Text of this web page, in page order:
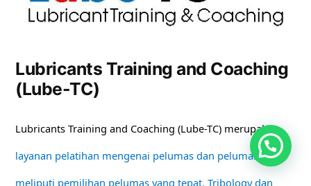
Lubricants Training and Coaching
(Lube-TC)
Lubricants Training and Coaching (Lube-TC) merupakan
layanan pelatihan mengenai pelumas dan pelumasan
meliputi pemilihan pelumas yang tepat, Tribology dan